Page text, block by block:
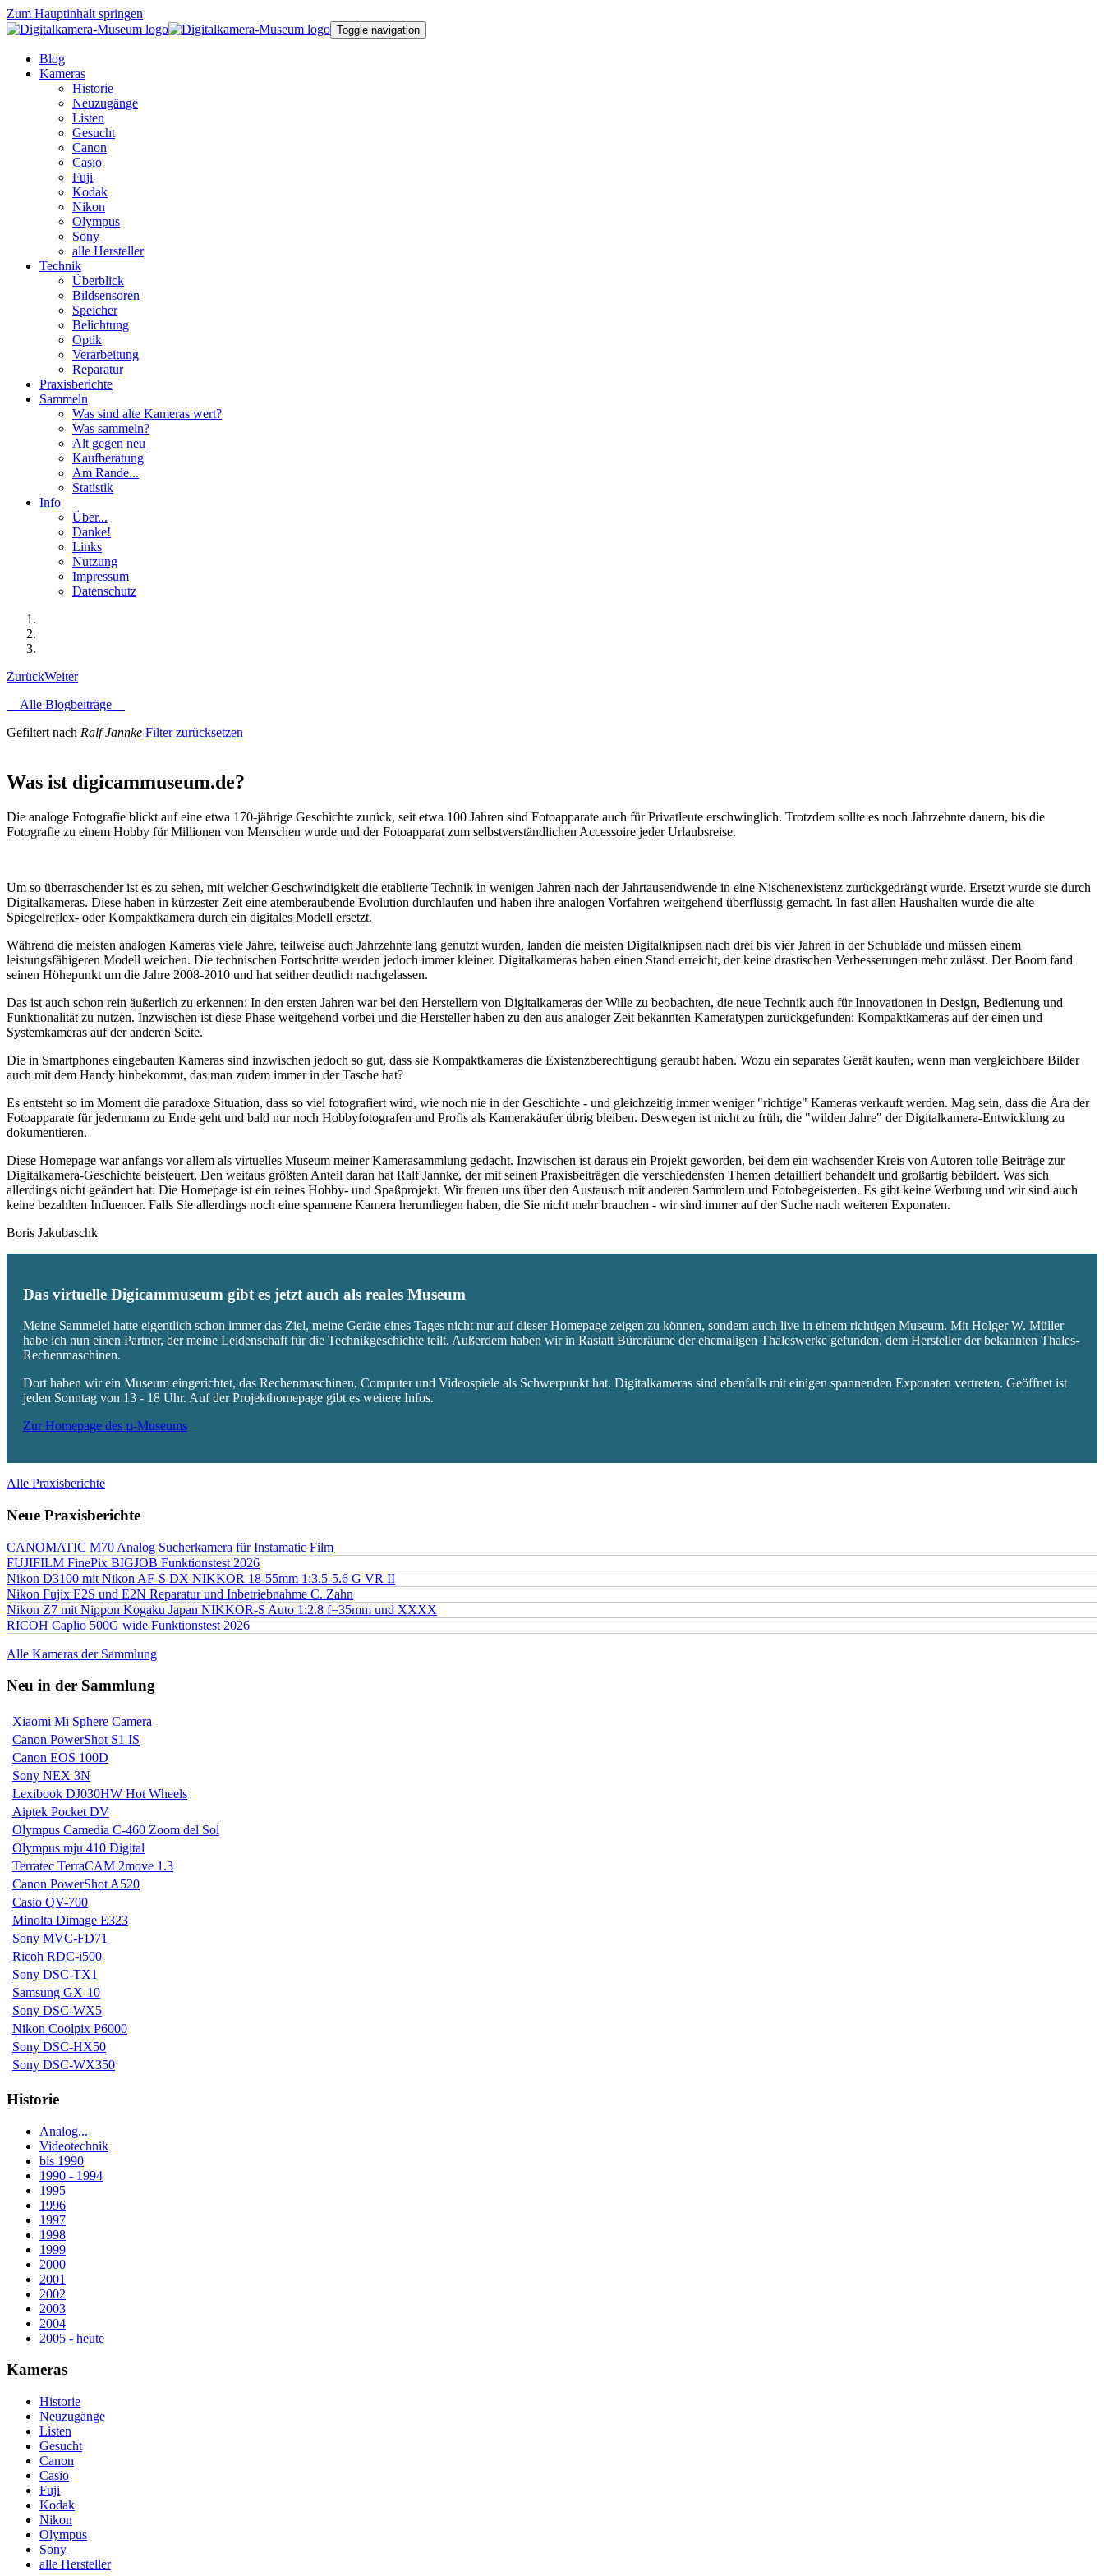
Zum Hauptinhalt springen
Toggle navigation
Blog
Kameras
Historie
Neuzugänge
Listen
Gesucht
Canon
Casio
Fuji
Kodak
Nikon
Olympus
Sony
alle Hersteller
Technik
Überblick
Bildsensoren
Speicher
Belichtung
Optik
Verarbeitung
Reparatur
Praxisberichte
Sammeln
Was sind alte Kameras wert?
Was sammeln?
Alt gegen neu
Kaufberatung
Am Rande...
Statistik
Info
Über...
Danke!
Links
Nutzung
Impressum
Datenschutz
ZurückWeiter
Alle Blogbeiträge
Gefiltert nach Ralf Jannke Filter zurücksetzen
Was ist digicammuseum.de?
Die analoge Fotografie blickt auf eine etwa 170-jährige Geschichte zurück, seit etwa 100 Jahren sind Fotoapparate auch für Privatleute erschwinglich. Trotzdem sollte es noch Jahrzehnte dauern, bis die
Fotografie zu einem Hobby für Millionen von Menschen wurde und der Fotoapparat zum selbstverständlichen Accessoire jeder Urlaubsreise.
Um so überraschender ist es zu sehen, mit welcher Geschwindigkeit die etablierte Technik in wenigen Jahren nach der Jahrtausendwende in eine Nischenexistenz zurückgedrängt wurde. Ersetzt wurde sie durch
Digitalkameras. Diese haben in kürzester Zeit eine atemberaubende Evolution durchlaufen und haben ihre analogen Vorfahren weitgehend überflüssig gemacht. In fast allen Haushalten wurde die alte
Spiegelreflex- oder Kompaktkamera durch ein digitales Modell ersetzt.
Während die meisten analogen Kameras viele Jahre, teilweise auch Jahrzehnte lang genutzt wurden, landen die meisten Digitalknipsen nach drei bis vier Jahren in der Schublade und müssen einem
leistungsfähigeren Modell weichen. Die technischen Fortschritte werden jedoch immer kleiner. Digitalkameras haben einen Stand erreicht, der keine drastischen Verbesserungen mehr zulässt. Der Boom fand
seinen Höhepunkt um die Jahre 2008-2010 und hat seither deutlich nachgelassen.
Das ist auch schon rein äußerlich zu erkennen: In den ersten Jahren war bei den Herstellern von Digitalkameras der Wille zu beobachten, die neue Technik auch für Innovationen in Design, Bedienung und
Funktionalität zu nutzen. Inzwischen ist diese Phase weitgehend vorbei und die Hersteller haben zu den aus analoger Zeit bekannten Kameratypen zurückgefunden: Kompaktkameras auf der einen und
Systemkameras auf der anderen Seite.
Die in Smartphones eingebauten Kameras sind inzwischen jedoch so gut, dass sie Kompaktkameras die Existenzberechtigung geraubt haben. Wozu ein separates Gerät kaufen, wenn man vergleichbare Bilder
auch mit dem Handy hinbekommt, das man zudem immer in der Tasche hat?
Es entsteht so im Moment die paradoxe Situation, dass so viel fotografiert wird, wie noch nie in der Geschichte - und gleichzeitig immer weniger "richtige" Kameras verkauft werden. Mag sein, dass die Ära der
Fotoapparate für jedermann zu Ende geht und bald nur noch Hobbyfotografen und Profis als Kamerakäufer übrig bleiben. Deswegen ist nicht zu früh, die "wilden Jahre" der Digitalkamera-Entwicklung zu
dokumentieren.
Diese Homepage war anfangs vor allem als virtuelles Museum meiner Kamerasammlung gedacht. Inzwischen ist daraus ein Projekt geworden, bei dem ein wachsender Kreis von Autoren tolle Beiträge zur
Digitalkamera-Geschichte beisteuert. Den weitaus größten Anteil daran hat Ralf Jannke, der mit seinen Praxisbeiträgen die verschiedensten Themen detailliert behandelt und großartig bebildert. Was sich
allerdings nicht geändert hat: Die Homepage ist ein reines Hobby- und Spaßprojekt. Wir freuen uns über den Austausch mit anderen Sammlern und Fotobegeisterten. Es gibt keine Werbung und wir sind auch
keine bezahlten Influencer. Falls Sie allerdings noch eine spannene Kamera herumliegen haben, die Sie nicht mehr brauchen - wir sind immer auf der Suche nach weiteren Exponaten.
Boris Jakubaschk
Das virtuelle Digicammuseum gibt es jetzt auch als reales Museum
Meine Sammelei hatte eigentlich schon immer das Ziel, meine Geräte eines Tages nicht nur auf dieser Homepage zeigen zu können, sondern auch live in einem richtigen Museum. Mit Holger W. Müller
habe ich nun einen Partner, der meine Leidenschaft für die Technikgeschichte teilt. Außerdem haben wir in Rastatt Büroräume der ehemaligen Thaleswerke gefunden, dem Hersteller der bekannten Thales-
Rechenmaschinen.
Dort haben wir ein Museum eingerichtet, das Rechenmaschinen, Computer und Videospiele als Schwerpunkt hat. Digitalkameras sind ebenfalls mit einigen spannenden Exponaten vertreten. Geöffnet ist
jeden Sonntag von 13 - 18 Uhr. Auf der Projekthomepage gibt es weitere Infos.
Zur Homepage des µ-Museums
Alle Praxisberichte
Neue Praxisberichte
CANOMATIC M70 Analog Sucherkamera für Instamatic Film
FUJIFILM FinePix BIGJOB Funktionstest 2026
Nikon D3100 mit Nikon AF-S DX NIKKOR 18-55mm 1:3.5-5.6 G VR II
Nikon Fujix E2S und E2N Reparatur und Inbetriebnahme C. Zahn
Nikon Z7 mit Nippon Kogaku Japan NIKKOR-S Auto 1:2.8 f=35mm und XXXX
RICOH Caplio 500G wide Funktionstest 2026
Alle Kameras der Sammlung
Neu in der Sammlung
Xiaomi Mi Sphere Camera
Canon PowerShot S1 IS
Canon EOS 100D
Sony NEX 3N
Lexibook DJ030HW Hot Wheels
Aiptek Pocket DV
Olympus Camedia C-460 Zoom del Sol
Olympus mju 410 Digital
Terratec TerraCAM 2move 1.3
Canon PowerShot A520
Casio QV-700
Minolta Dimage E323
Sony MVC-FD71
Ricoh RDC-i500
Sony DSC-TX1
Samsung GX-10
Sony DSC-WX5
Nikon Coolpix P6000
Sony DSC-HX50
Sony DSC-WX350
Historie
Analog...
Videotechnik
bis 1990
1990 - 1994
1995
1996
1997
1998
1999
2000
2001
2002
2003
2004
2005 - heute
Kameras
Historie
Neuzugänge
Listen
Gesucht
Canon
Casio
Fuji
Kodak
Nikon
Olympus
Sony
alle Hersteller